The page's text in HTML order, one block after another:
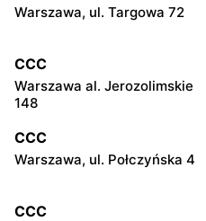
Warszawa, ul. Targowa 72
CCC
Warszawa al. Jerozolimskie
148
CCC
Warszawa, ul. Połczyńska 4
CCC